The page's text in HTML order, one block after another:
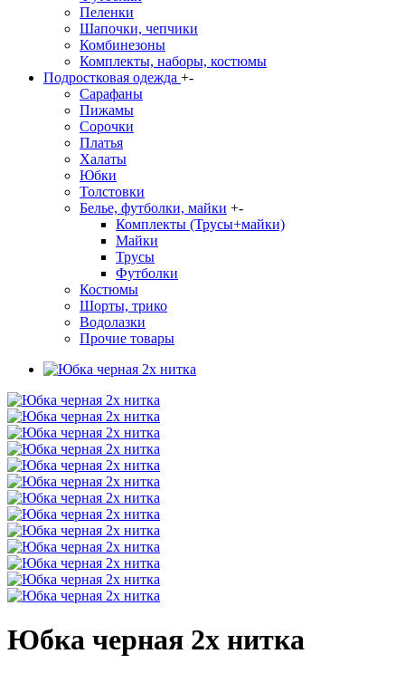
Пеленки
Шапочки, чепчики
Комбинезоны
Комплекты, наборы, костюмы
Подростковая одежда +-
Сарафаны
Пижамы
Сорочки
Платья
Халаты
Юбки
Толстовки
Белье, футболки, майки +-
Комплекты (Трусы+майки)
Майки
Трусы
Футболки
Костюмы
Шорты, трико
Водолазки
Прочие товары
Юбка черная 2х нитка